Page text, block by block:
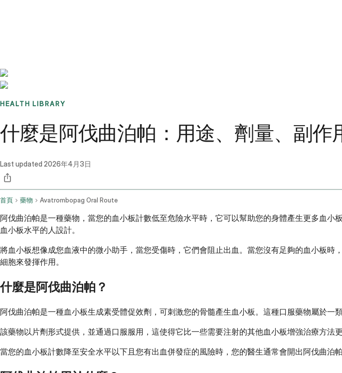
HEALTH LIBRARY
什麼是阿伐曲泊帕：用途、劑量、副作
Last updated 2026年4月3日
首頁 藥物 Avatrombopag Oral Route
阿伐曲泊帕是一種藥物，當您的血小板計數低至危險水平時，它可以幫助您的身體產生更多血
血小板水平的人設計。
將血小板想像成您血液中的微小助手，當您受傷時，它們會阻止出血。當您沒有足夠的血小板
細胞來發揮作用。
什麼是阿伐曲泊帕？
阿伐曲泊帕是一種血小板生成素受體促效劑，可刺激您的骨髓產生血小板。這種口服藥物屬於一
該藥物以片劑形式提供，並通過口服服用，這使得它比一些需要注射的其他血小板增強治療方法
當您的血小板計數降至安全水平以下且您有出血併發症的風險時，您的醫生通常會開出阿伐曲